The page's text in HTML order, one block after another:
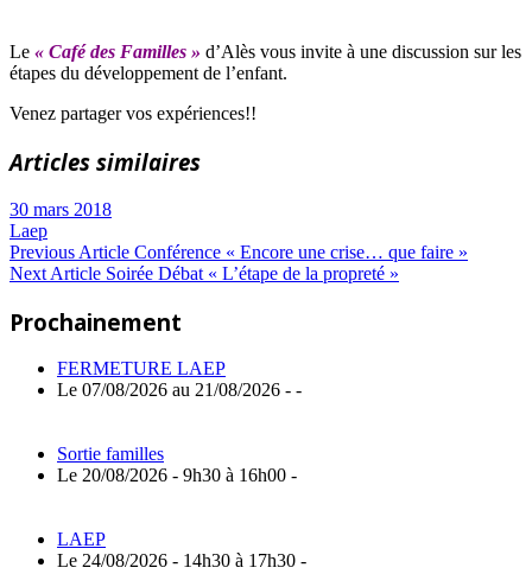
Le « Café des Familles » d’Alès vous invite à une discussion sur les
étapes du développement de l’enfant.
Venez partager vos expériences!!
Articles similaires
30 mars 2018
Laep
Navigation
l’article
Previous ArticlePrevious
Post:
Conférence « Encore une crise… que faire »
Next ArticleNext
Soirée Débat « L’étape de la propreté »
Prochainement
FERMETURE LAEP
Le 07/08/2026 au 21/08/2026 - -
Sortie familles
Le 20/08/2026 - 9h30 à 16h00 -
LAEP
Le 24/08/2026 - 14h30 à 17h30 -